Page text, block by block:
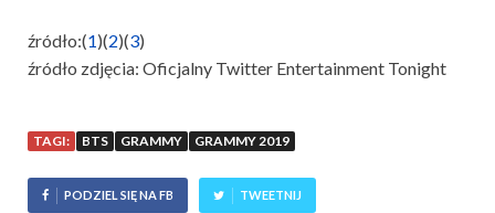
źródło:(1)(2)(3)
źródło zdjęcia: Oficjalny Twitter Entertainment Tonight
TAGI: BTS GRAMMY GRAMMY 2019
PODZIEL SIĘ NA FB TWEETNIJ